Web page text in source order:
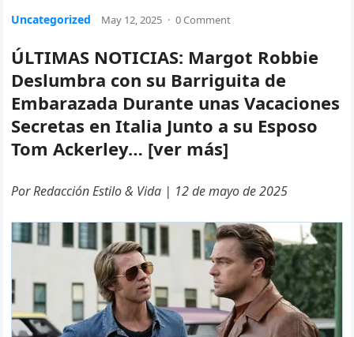
Uncategorized May 12, 2025 · 0 Comment
ÚLTIMAS NOTICIAS: Margot Robbie
Deslumbra con su Barriguita de
Embarazada Durante unas Vacaciones
Secretas en Italia Junto a su Esposo
Tom Ackerley… [ver más]
Por Redacción Estilo & Vida | 12 de mayo de 2025